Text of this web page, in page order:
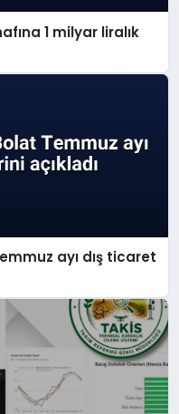
1 milyar liralık
ayı dış ticaret